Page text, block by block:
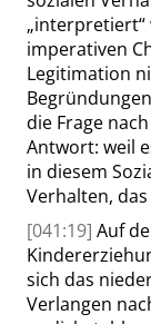
„interpretiert“
imperativen
Legitimation
die Frage
Antwort: weil
in diesem
Verhalten,
[041:19] Auf
sich das
Verlangen